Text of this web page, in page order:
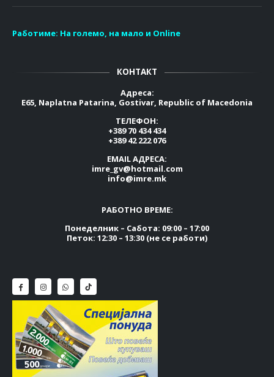
Работиме: На големо, на мало и Online
КОНТАКТ
Адреса:
E65, Naplatna Patarina, Gostivar, Republic of Macedonia
ТЕЛЕФОН:
+389 70 434 434
+389 42 222 076
EMAIL АДРЕСА:
imre_gv@hotmail.com
info@imre.mk
РАБОТНО ВРЕМЕ:
Понеделник – Сабота: 09:00 – 17:00
Петок: 12:30 – 13:30 (не се работи)